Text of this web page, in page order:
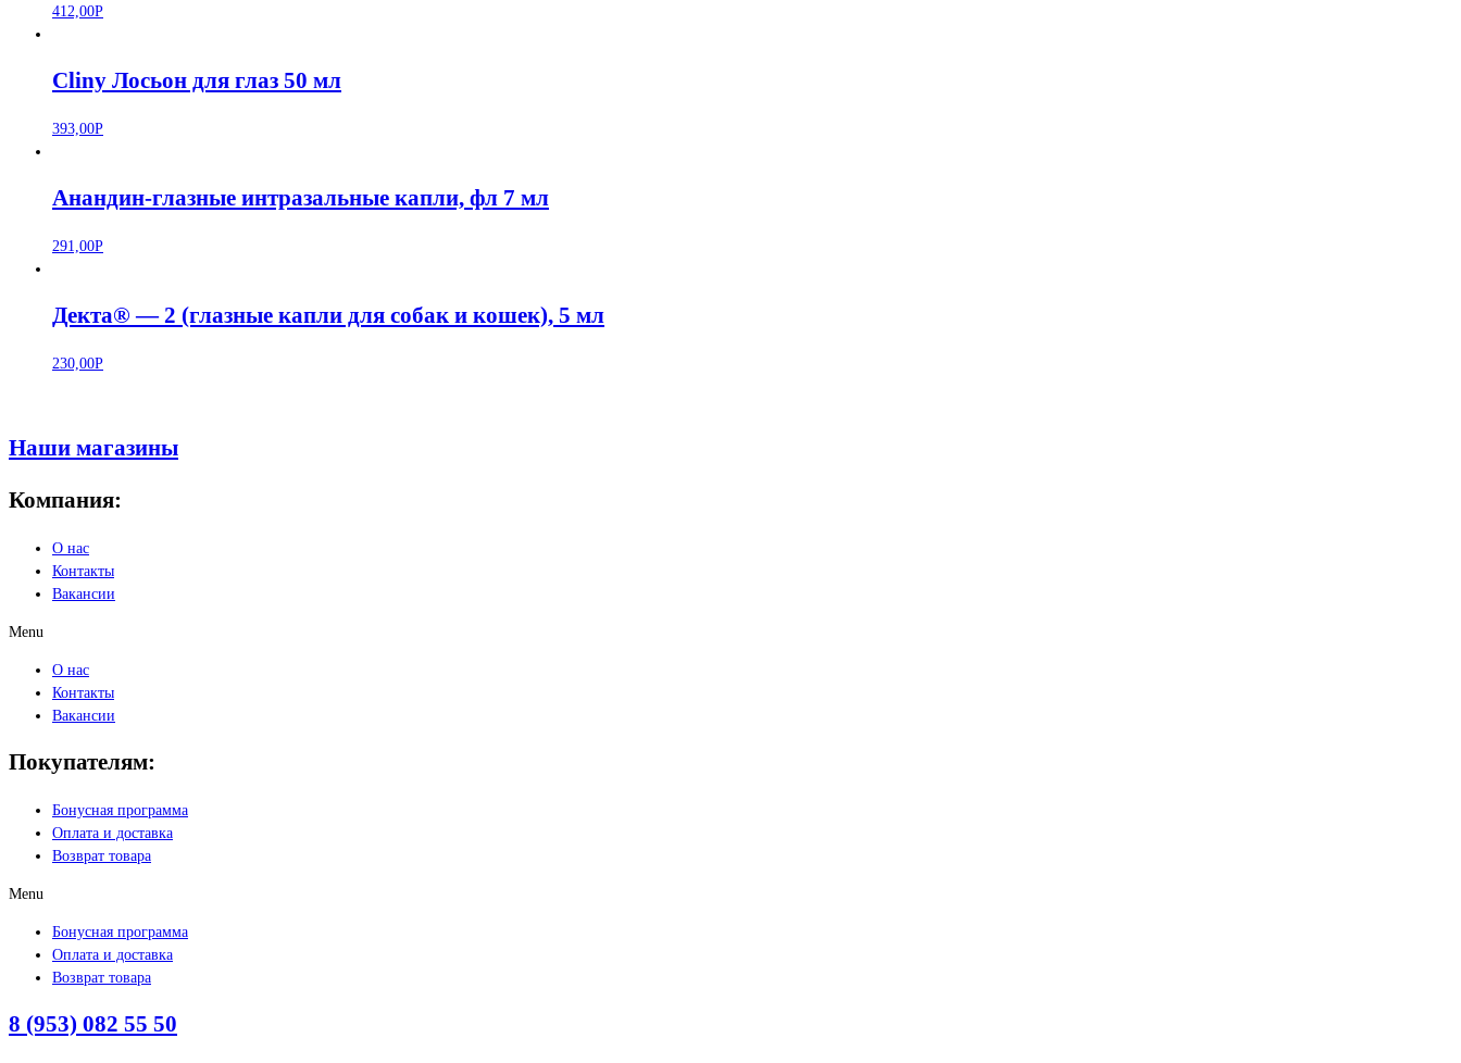
412,00Р
Cliny Лосьон для глаз 50 мл
393,00Р
Анандин-глазные интразальные капли, фл 7 мл
291,00Р
Декта® — 2 (глазные капли для собак и кошек), 5 мл
230,00Р
Наши магазины
Компания:
О нас
Контакты
Вакансии
Menu
О нас
Контакты
Вакансии
Покупателям:
Бонусная программа
Оплата и доставка
Возврат товара
Menu
Бонусная программа
Оплата и доставка
Возврат товара
8 (953) 082 55 50